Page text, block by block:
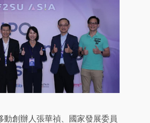
動創辦人張華禎、國家發展委員